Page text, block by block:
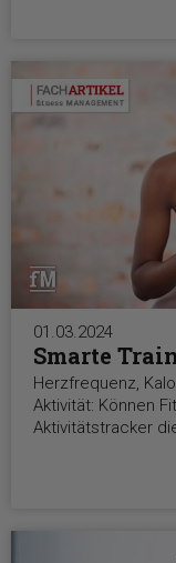
01.03.2024
Smarte
Herzfrequenz,
Aktivität: Können
Aktivitätstracker